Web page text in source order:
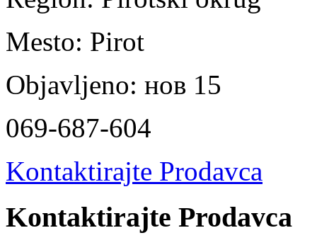
Mesto: Pirot
Objavljeno: нов 15
069-687-604
Kontaktirajte Prodavca
Kontaktirajte Prodavca